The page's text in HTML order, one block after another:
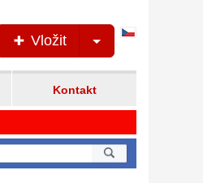
Vložit
Kontakt